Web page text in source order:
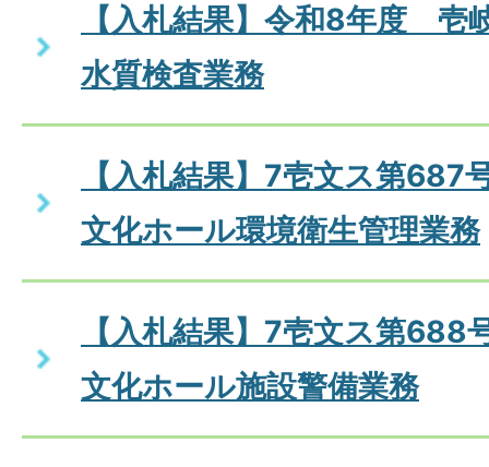
【入札結果】令和8年度 壱
水質検査業務
【入札結果】7壱文ス第
文化ホール環境衛生管理業務
【入札結果】7壱文ス第
文化ホール施設警備業務